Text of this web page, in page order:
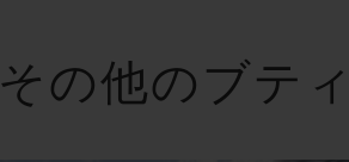
その他のブテ